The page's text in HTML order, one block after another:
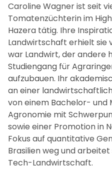
Caroline Wagner ist seit
Tomatenzüchterin im
Hazera tätig. Ihre
Landwirtschaft erhielt sie
war Landwirt, der andere
Studiengang für
aufzubauen. Ihr
an einer
von einem Bachelor- und
Agronomie mit
sowie einer Promotion in
Fokus auf quantitative
Brasilien weg und arbeitet
Tech-Landwirtschaft.